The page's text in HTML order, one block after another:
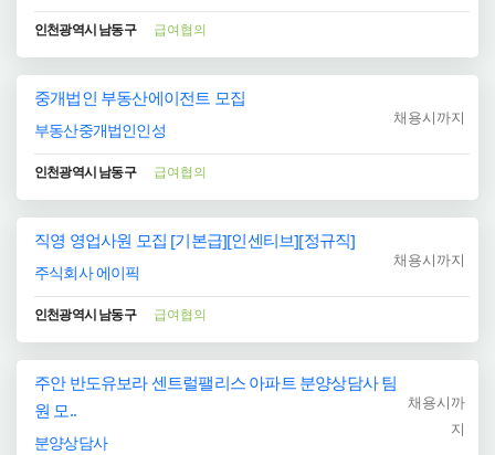
인천광역시 남동구 급여협의
중개법인 부동산에이전트 모집
부동산중개법인인성
채용시까지
인천광역시 남동구 급여협의
직영 영업사원 모집 [기본급][인센티브][정규직]
주식회사 에이픽
채용시까지
인천광역시 남동구 급여협의
주안 반도유보라 센트럴팰리스 아파트 분양상담사 팀
원 모..
분양상담사
채용시까
지